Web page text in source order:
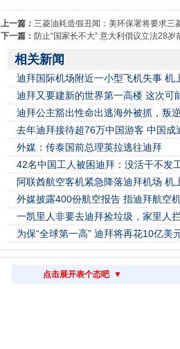
上一篇： 三菱油耗造假丑闻：美环保署将要求三
下一篇： 防止“国家长不大” 意大利倡议立法28岁
相关新闻
迪拜国际机场附近一小型飞机失事 机
迪拜又要建新的世界第一高楼 这次可
迪拜公主豁出性命出逃海外被抓，叛
去年迪拜接待超76万中国游客 中国成
外媒：传泰国前总理英拉逃往迪拜
42名中国工人被困迪拜：没活干不发
阿联酋航空客机紧急降落迪拜机场 机
外媒披露400份航空报告 指迪拜航空
一凯里人非要去迪拜捡垃圾，家里人
为保“全球第一高” 迪拜将再花10亿美
点击展开表个态吧 ▼